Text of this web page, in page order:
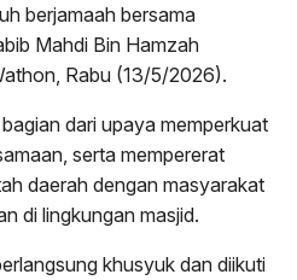
berjamaah bersama
Mahdi Bin Hamzah
Rabu (13/5/2026).
dari upaya memperkuat
serta mempererat
daerah dengan masyarakat
di lingkungan masjid.
khusyuk dan diikuti